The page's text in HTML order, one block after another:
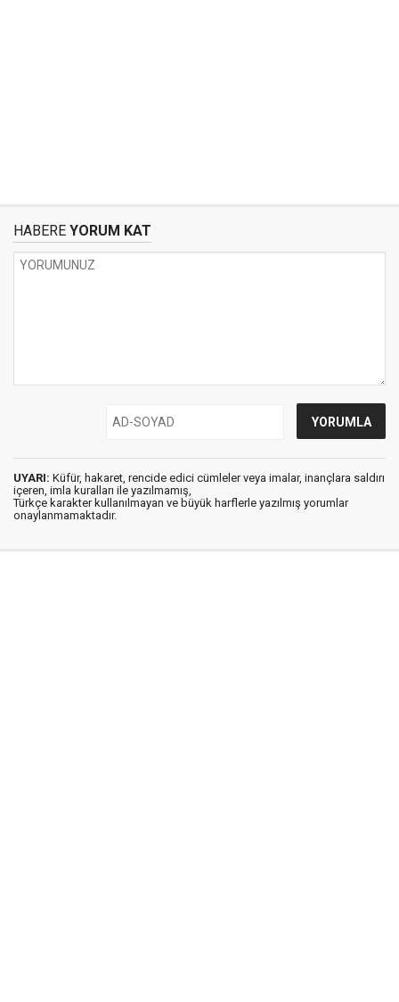
HABERE YORUM KAT
UYARI: Küfür, hakaret, rencide edici cümleler veya imalar, inançlara saldırı
içeren, imla kuralları ile yazılmamış,
Türkçe karakter kullanılmayan ve büyük harflerle yazılmış yorumlar
onaylanmamaktadır.